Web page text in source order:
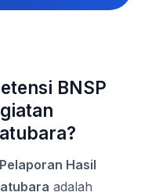
BNSP
Hasil
adalah